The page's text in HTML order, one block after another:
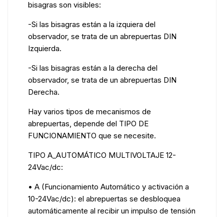
bisagras son visibles:
-Si las bisagras están a la izquiera del
observador, se trata de un abrepuertas DIN
Izquierda.
-Si las bisagras están a la derecha del
observador, se trata de un abrepuertas DIN
Derecha.
Hay varios tipos de mecanismos de
abrepuertas, depende del TIPO DE
FUNCIONAMIENTO que se necesite.
TIPO A_AUTOMÁTICO MULTIVOLTAJE 12-
24Vac/dc:
• A (Funcionamiento Automático y activación a
10-24Vac/dc): el abrepuertas se desbloquea
automáticamente al recibir un impulso de tensión